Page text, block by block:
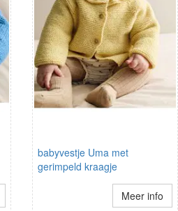
babyvestje Uma met
gerimpeld kraagje
Meer info